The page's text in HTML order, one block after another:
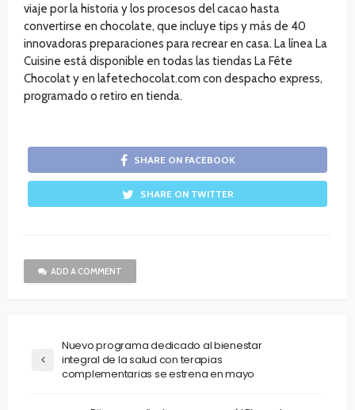
viaje por la historia y los procesos del cacao hasta
convertirse en chocolate, que incluye tips y más de 40
innovadoras preparaciones para recrear en casa. La línea La
Cuisine está disponible en todas las tiendas La Fête
Chocolat y en lafetechocolat.com con despacho express,
programado o retiro en tienda.
SHARE ON FACEBOOK
SHARE ON TWITTER
ADD A COMMENT
Nuevo programa dedicado al bienestar
integral de la salud con terapias
complementarias se estrena en mayo